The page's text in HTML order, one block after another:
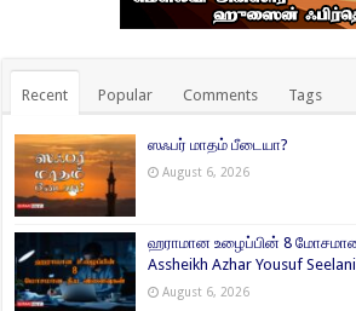
Recent Popular Comments Tags
ஸஃபர் மாதம் பீடையா?
August 6, 2026
ஹராமான உழைப்பின் 8
Assheikh Azhar Yousuf Seelani
August 6, 2026